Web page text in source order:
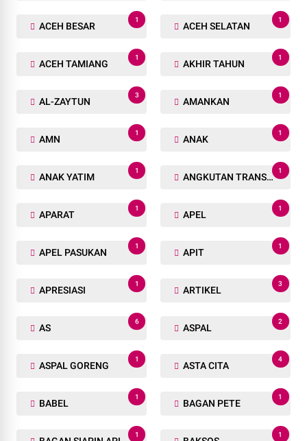
ACEH BESAR
1
ACEH SELATAN
1
ACEH TAMIANG
1
AKHIR TAHUN
1
AL-ZAYTUN
3
AMANKAN
1
AMN
1
ANAK
1
ANAK YATIM
1
ANGKUTAN TRANSPORTASI
1
APARAT
1
APEL
1
APEL PASUKAN
1
APIT
1
APRESIASI
1
ARTIKEL
3
AS
6
ASPAL
2
ASPAL GORENG
1
ASTA CITA
4
BABEL
1
BAGAN PETE
1
1 1